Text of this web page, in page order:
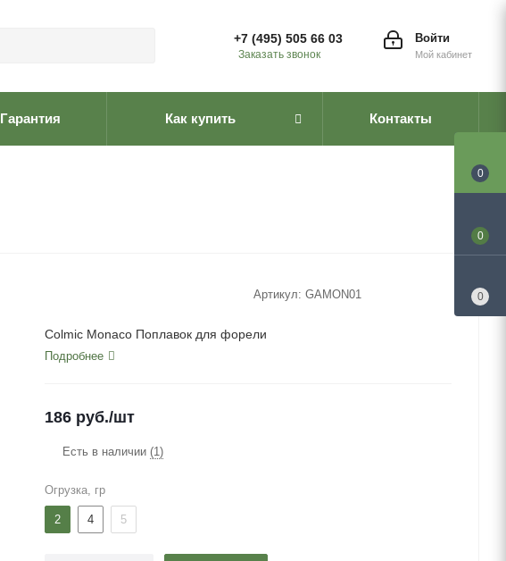
Войти
Мой кабинет
+7 (495) 505 66 03
Заказать звонок
Гарантия Как купить Контакты
Артикул: GAMON01
Colmic Monaco Поплавок для форели
Подробнее
186 руб./шт
Есть в наличии (1)
Огрузка, гр
2 4 5
0
0
0